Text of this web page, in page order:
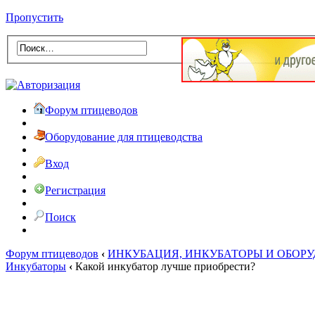
Пропустить
Форум птицеводов
Оборудование для птицеводства
Вход
Регистрация
Поиск
Форум птицеводов ‹ ИНКУБАЦИЯ, ИНКУБАТОРЫ И
Инкубаторы ‹ Какой инкубатор лучше приобрести?